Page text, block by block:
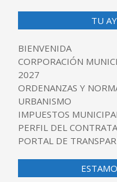
TU
BIENVENIDA
CORPORACIÓN
2027
ORDENANZAS Y
URBANISMO
IMPUESTOS
PERFIL DEL
PORTAL DE